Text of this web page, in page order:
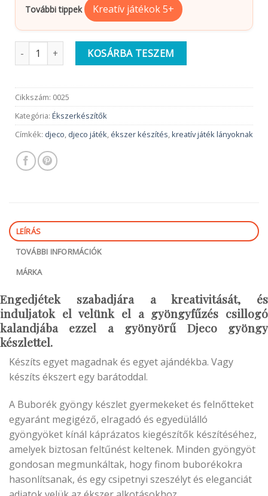
További tippek Kreatív játékok 5+
Djeco Ékszerkészítő készlet | Buborék gyöngyök, ezüst
KOSÁRBA TESZEM
Cikkszám: 0025
Kategória: Ékszerkészítők
Címkék: djeco, djeco játék, ékszer készítés,kreatív játék lányoknak
LEÍRÁS
TOVÁBBI INFORMÁCIÓK
MÁRKA
Engedjétek szabadjára a kreativitását, és
induljatok el velünk el a gyöngyfűzés csillogó
kalandjába ezzel a gyönyörű Djeco gyöngy
készlettel.
Készíts egyet magadnak és egyet ajándékba. Vagy
készíts ékszert egy barátoddal.
A Buborék gyöngy készlet gyermekeket és felnőtteket
egyaránt megigéző, elragadó és egyedülálló
gyöngyöket kínál káprázatos kiegészítők készítéséhez,
amelyek biztosan feltűnést keltenek. Minden gyöngyöt
gondosan megmunkáltak, hogy finom buborékokra
hasonlítsanak, és egy csipetnyi szeszélyt és eleganciát